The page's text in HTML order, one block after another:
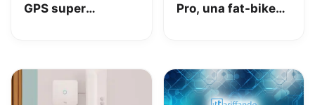
GPS super
solo: la nostra
Pro, una fat-bike